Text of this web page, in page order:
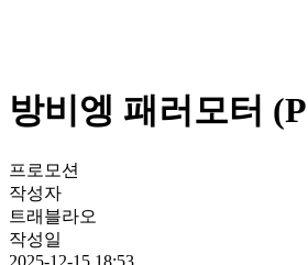
방비엥 패러모터
프로모션
작성자
트래블라오
작성일
2025-12-15 18:53